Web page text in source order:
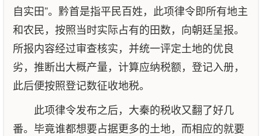
自实田”。黔首是指平民百姓，此项律令即所有地主
和农民，按照当时实际占有的田数，向朝廷呈报。
所报内容经过审查核实，并统一评定土地的优良
劣，推断出大概产量，计算应纳税额，登记入册，
此后便按照登记数征收地税。
此项律令发布之后，大秦的税收又翻了好几
番。毕竟谁都想要占据更多的土地，而相应的就要